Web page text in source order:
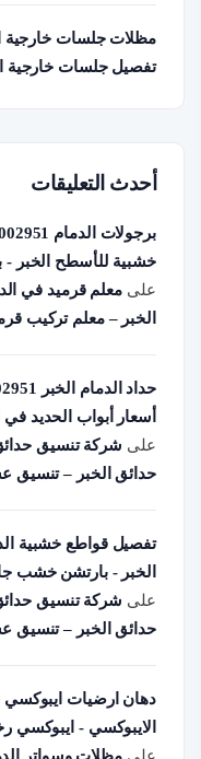
تفصيل جلسات خارجية
أحدث التعليقات
خشبية للأسطح الخبر -
على
الخبر – معلم تركيب
أسعار أبواب الحديد في
على
حدائق الخبر –
الخبر - بارتشن خشب
على
حدائق الخبر –
الايبوكسي - ايبوكسي
على